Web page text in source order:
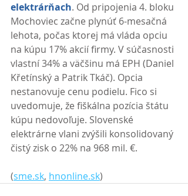
elektrárňach. Od pripojenia 4. bloku
Mochoviec začne plynúť 6-mesačná
lehota, počas ktorej má vláda opciu
na kúpu 17% akcií firmy. V súčasnosti
vlastní 34% a väčšinu má EPH (Daniel
Křetínský a Patrik Tkáč). Opcia
nestanovuje cenu podielu. Fico si
uvedomuje, že fiškálna pozícia štátu
kúpu nedovoľuje. Slovenské
elektrárne vlani zvýšili konsolidovaný
čistý zisk o 22% na 968 mil. €.
(sme.sk, hnonline.sk)